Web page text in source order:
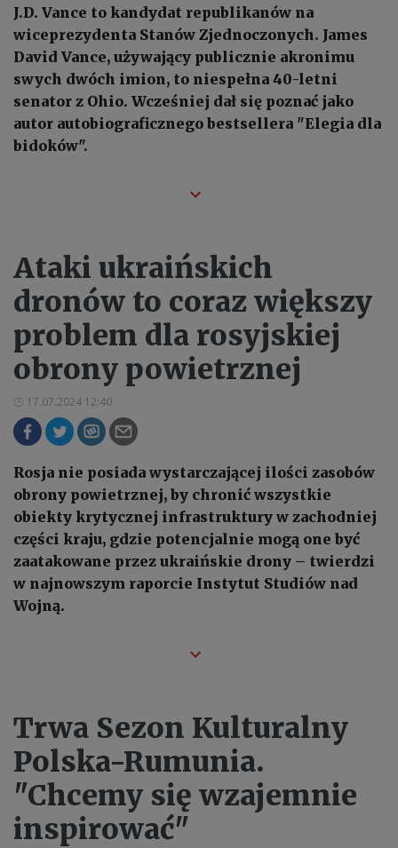
J.D. Vance to kandydat republikanów na
wiceprezydenta Stanów Zjednoczonych. James
David Vance, używający publicznie akronimu
swych dwóch imion, to niespełna 40-letni
senator z Ohio. Wcześniej dał się poznać jako
autor autobiograficznego bestsellera "Elegia dla
bidoków".
Ataki ukraińskich
dronów to coraz większy
problem dla rosyjskiej
obrony powietrznej
17.07.2024 12:40
Rosja nie posiada wystarczającej ilości zasobów
obrony powietrznej, by chronić wszystkie
obiekty krytycznej infrastruktury w zachodniej
części kraju, gdzie potencjalnie mogą one być
zaatakowane przez ukraińskie drony – twierdzi
w najnowszym raporcie Instytut Studiów nad
Wojną.
Trwa Sezon Kulturalny
Polska-Rumunia.
"Chcemy się wzajemnie
inspirować"